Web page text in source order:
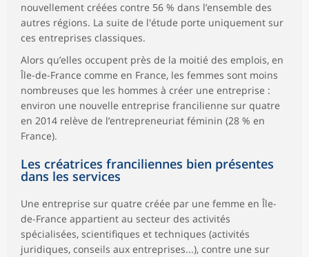
nouvellement créées contre 56 % dans l’ensemble des
autres régions. La suite de l'étude porte uniquement sur
ces entreprises classiques.
Alors qu’elles occupent près de la moitié des emplois, en
Île-de-France comme en France, les femmes sont moins
nombreuses que les hommes à créer une entreprise :
environ une nouvelle entreprise francilienne sur quatre
en 2014 relève de l’entrepreneuriat féminin (28 % en
France).
Les créatrices franciliennes bien présentes
dans les services
Une entreprise sur quatre créée par une femme en Île-
de-France appartient au secteur des activités
spécialisées, scientifiques et techniques (activités
juridiques, conseils aux entreprises...), contre une sur